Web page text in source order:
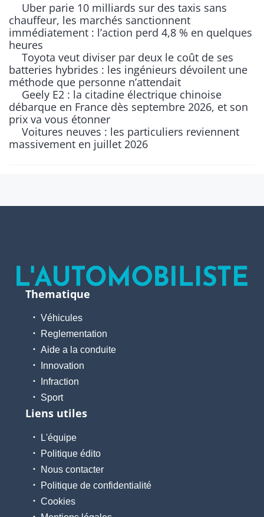
Uber parie 10 milliards sur des taxis sans
chauffeur, les marchés sanctionnent
immédiatement : l’action perd 4,8 % en quelques
heures
Toyota veut diviser par deux le coût de ses
batteries hybrides : les ingénieurs dévoilent une
méthode que personne n’attendait
Geely E2 : la citadine électrique chinoise
débarque en France dès septembre 2026, et son
prix va vous étonner
Voitures neuves : les particuliers reviennent
massivement en juillet 2026
Thematique
Véhicules
Reglementation
Aide a la conduite
Innovation
Infraction
Sport
Liens utiles
L'équipe
Politique édito
Nous contacter
Politique de confidentialité
Cookies